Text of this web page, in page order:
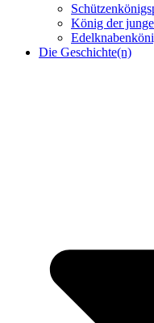
König der
Die Geschichte(n)